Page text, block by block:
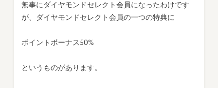
無事にダイヤモンドセレクト会員になったわけです
が、ダイヤモンドセレクト会員の一つの特典に
ポイントボーナス50%
というものがあります。